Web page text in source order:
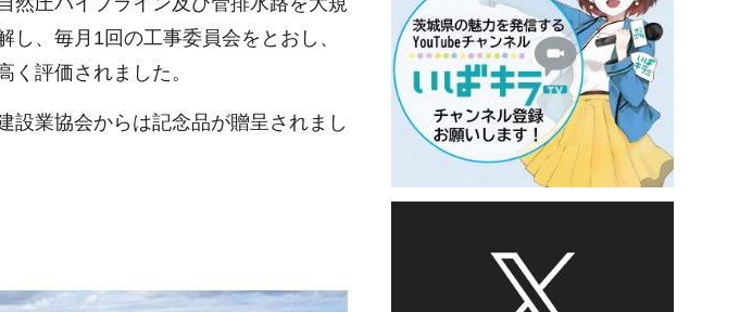
、毎月1回の工事委員会をとおし、
評価されました。
設業協会からは記念品が贈呈されまし